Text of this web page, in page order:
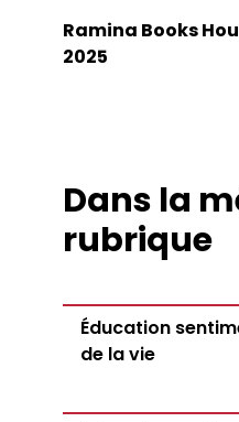
Ramina Books
2025
Dans la
rubrique
Éducation
de la vie